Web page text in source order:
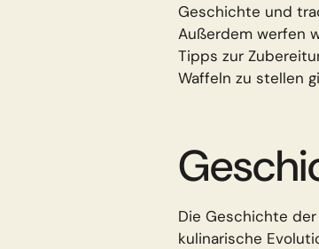
Geschichte und
Außerdem werfen
Tipps zur
Waffeln zu stellen
Die Geschichte
kulinarische